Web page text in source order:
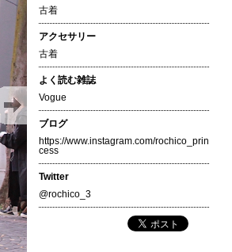
古着
アクセサリー
古着
よく読む雑誌
Vogue
ブログ
https://www.instagram.com/rochico_prin
cess
Twitter
@rochico_3